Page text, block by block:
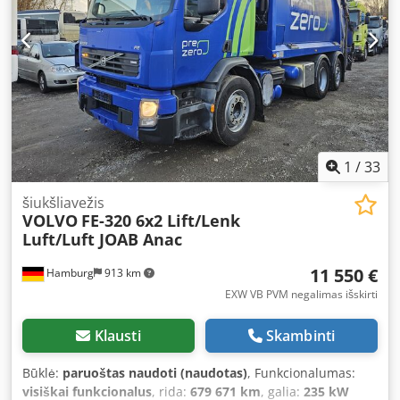
krovinio erdvės tūris:14,1 m³, Gamybos metai:2003,
darbinė masė:18 600 kg , Įranga:
ABS, autonominis
šildytuvas, centrinis užraktas, diferencialo užraktas,
elektriškai reguliuojamas veidrodis, hidraulika, kabelinė
gervė, kruizo kontrolė, oro kondicionavimas, oro
pagalvė, papildomi žibintai, pilna techninės priežiūros
istorija, priešrūkiniai žibintai, sunkvežimio registracija,
suodžių filtras, vairo stiprintuvas, žemas triukšmo lygis,
1 /33
Hamburg 913 km
šiukšliavežis
VOLVO FE-320 6x2 Lift/Lenk
Luft/Luft JOAB Anac
11 550 €
EXW VB PVM negalimas išskirti
Klausti Skambinti
Būklė: paruoštas naudoti (naudotas), Funkcionalumas:
visiškai funkcionalus, rida: 679 671 km, galia: 235 kW